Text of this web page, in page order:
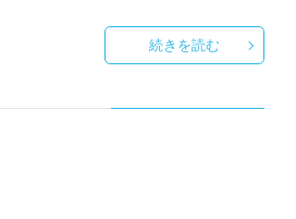
続きを読む